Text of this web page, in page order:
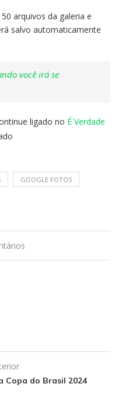
arquivos da galeria e
salvo automaticamente
você irá se
ligado no É Verdade
GOOGLE FOTOS
Copa do Brasil 2024